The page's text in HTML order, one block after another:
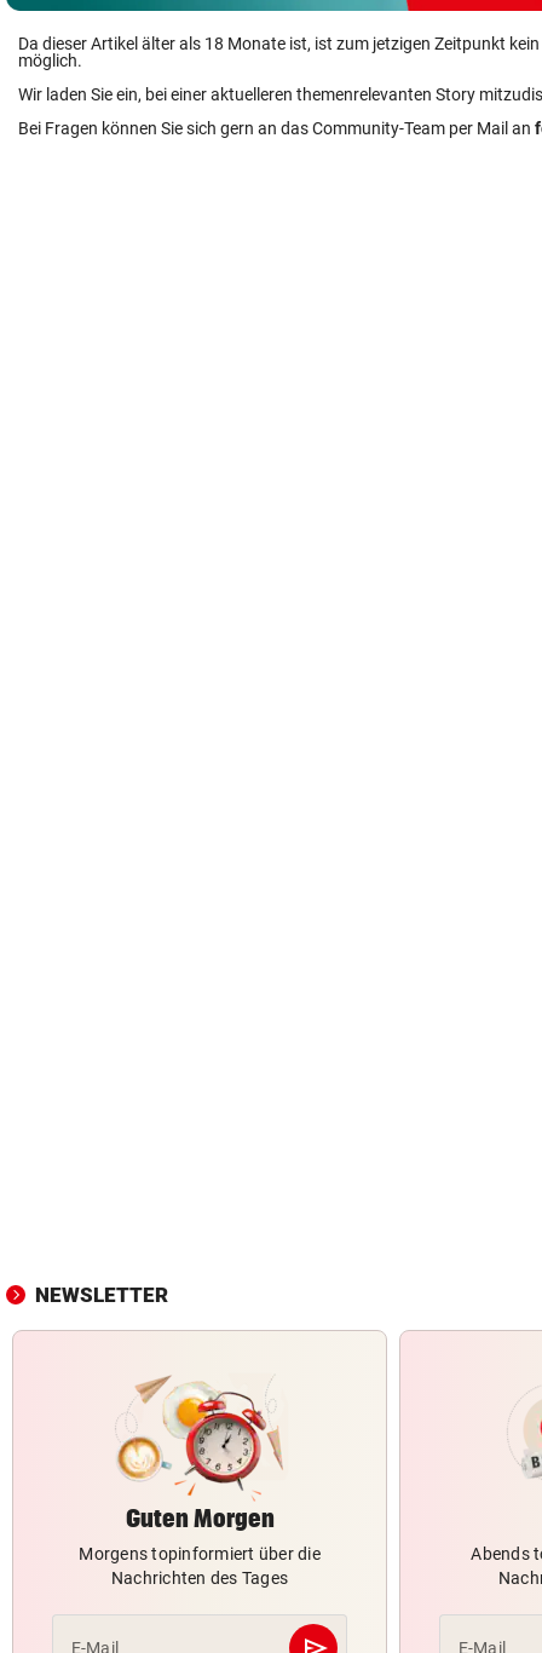
Da dieser Artikel älter als 18 Monate ist, ist zum jetzigen Zeitpunkt
möglich.
Wir laden Sie ein, bei einer aktuelleren themenrelevanten Story
Bei Fragen können Sie sich gern an das Community-Team per Mail an
NEWSLETTER
Guten Morgen
Morgens topinformiert über die
Nachrichten des Tages
E-Mail
Abends
E-Mail